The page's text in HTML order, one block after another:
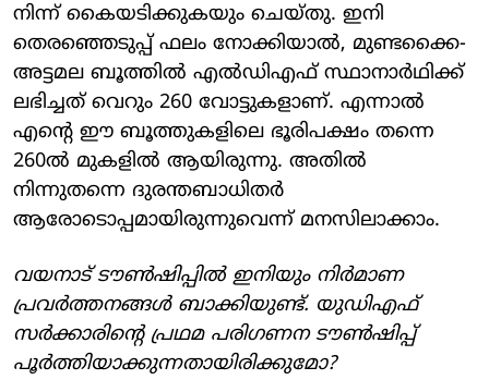
നിന്ന് കൈയടിക്കുകയും ചെയ്തു. ഇനി
തെരഞ്ഞെടുപ്പ് ഫലം നോക്കിയാല്‍, മുണ്ടക്കൈ-
അട്ടമല ബൂത്തില്‍ എല്‍ഡിഎഫ് സ്ഥാനാര്‍ഥിക്ക്
ലഭിച്ചത് വെറും 260 വോട്ടുകളാണ്. എന്നാല്‍
എന്റെ ഈ ബൂത്തുകളിലെ ഭൂരിപക്ഷം തന്നെ
260ല്‍ മുകളില്‍ ആയിരുന്നു. അതില്‍
നിന്നുതന്നെ ദുരന്തബാധിതര്‍
ആരോടൊപ്പമായിരുന്നുവെന്ന് മനസിലാക്കാം.
വയനാട് ടൗണ്‍ഷിപ്പില്‍ ഇനിയും നിര്‍മാണ
പ്രവര്‍ത്തനങ്ങള്‍ ബാക്കിയുണ്ട്. യുഡിഎഫ്
സര്‍ക്കാരിന്റെ പ്രഥമ പരിഗണന ടൗണ്‍ഷിപ്പ്
പൂര്‍ത്തിയാക്കുന്നതായിരിക്കുമോ?